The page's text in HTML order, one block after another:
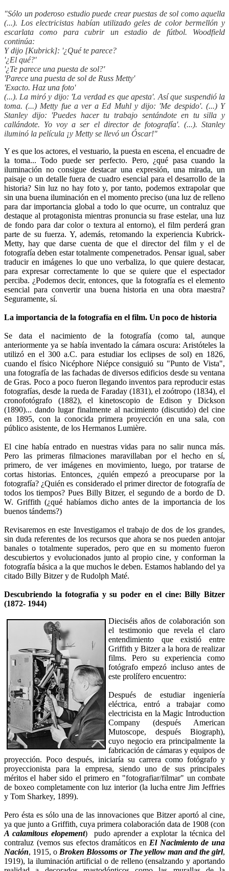
"Sólo un poderoso estudio puede crear puestas de sol como aquella
(...). Los electricistas habían utilizado geles de color bermellón y
escarlata como para cubrir un estadio de fútbol. Woodfield
continúa:
Y dijo [Kubrick]: '¿Qué te parece?
'¿El qué?'
'¿Te parece una puesta de sol?'
'Parece una puesta de sol de Russ Metty'
'Exacto. Haz una foto'
(...). La miró y dijo: 'La verdad es que apesta'. Así que suspendió la
toma. (...) Metty fue a ver a Ed Muhl y dijo: 'Me despido'. (...) Y
Stanley dijo: 'Puedes hacer tu trabajo sentándote en tu silla y
callándote. Yo voy a ser el director de fotografía'. (...). Stanley
iluminó la película ¡y Metty se llevó un Óscar!"
Y es que los actores, el vestuario, la puesta en escena, el encuadre de
la toma... Todo puede ser perfecto. Pero, ¿qué pasa cuando la
iluminación no consigue destacar una expresión, una mirada, un
paisaje o un detalle fuera de cuadro esencial para el desarrollo de la
historia? Sin luz no hay foto y, por tanto, podemos extrapolar que
sin una buena iluminación en el momento preciso (una luz de relleno
para dar importancia global a todo lo que ocurre, un contraluz que
destaque al protagonista mientras pronuncia su frase estelar, una luz
de fondo para dar color o textura al entorno), el film perderá gran
parte de su fuerza. Y, además, retomando la experiencia Kubrick-
Metty, hay que darse cuenta de que el director del film y el de
fotografía deben estar totalmente compenetrados. Pensar igual, saber
traducir en imágenes lo que uno verbaliza, lo que quiere destacar,
para expresar correctamente lo que se quiere que el espectador
perciba. ¿Podemos decir, entonces, que la fotografía es el elemento
esencial para convertir una buena historia en una obra maestra?
Seguramente, sí.
La importancia de la fotografía en el film. Un poco de historia
Se data el nacimiento de la fotografía (como tal, aunque
anteriormente ya se había inventado la cámara oscura: Aristóteles la
utilizó en el 300 a.C. para estudiar los eclipses de sol) en 1826,
cuando el físico Nicéphore Niépce consiguió su "Punto de Vista",
una fotografía de las fachadas de diversos edificios desde su ventana
de Gras. Poco a poco fueron llegando inventos para reproducir estas
fotografías, desde la rueda de Faraday (1831), el zoótropo (1834), el
cronofotógrafo (1882), el kinetoscopio de Edison y Dickson
(1890)... dando lugar finalmente al nacimiento (discutido) del cine
en 1895, con la conocida primera proyección en una sala, con
público asistente, de los Hermanos Lumière.
El cine había entrado en nuestras vidas para no salir nunca más.
Pero las primeras filmaciones maravillaban por el hecho en sí,
primero, de ver imágenes en movimiento, luego, por tratarse de
cortas historias. Entonces, ¿quién empezó a preocuparse por la
fotografía? ¿Quién es considerado el primer director de fotografía de
todos los tiempos? Pues Billy Bitzer, el segundo de a bordo de D.
W. Griffith (¿qué habíamos dicho antes de la importancia de los
buenos tándems?)
Revisaremos en este Investigamos el trabajo de dos de los grandes,
sin duda referentes de los recursos que ahora se nos pueden antojar
banales o totalmente superados, pero que en su momento fueron
descubiertos y evolucionados junto al propio cine, y conforman la
fotografía básica a la que muchos le deben. Estamos hablando del ya
citado Billy Bitzer y de Rudolph Maté.
Descubriendo la fotografía y su poder en el cine: Billy Bitzer
(1872- 1944)
Dieciséis años de colaboración son
el testimonio que revela el claro
entendimiento que existió entre
Griffith y Bitzer a la hora de realizar
films. Pero su experiencia como
fotógrafo empezó incluso antes de
este prolífero encuentro:
Después de estudiar ingeniería
eléctrica, entró a trabajar como
electricista en la Magic Introduction
Company (después American
Mutoscope, después Biograph),
cuyo negocio era principalmente la
fabricación de cámaras y equipos de
proyección. Poco después, iniciaría su carrera como fotógrafo y
proyeccionista para la empresa, siendo uno de sus principales
méritos el haber sido el primero en "fotografiar/filmar" un combate
de boxeo completamente con luz interior (la lucha entre Jim Jeffries
y Tom Sharkey, 1899).
Pero ésta es sólo una de las innovaciones que Bitzer aportó al cine,
ya que junto a Griffith, cuya primera colaboración data de 1908 (con
A calamitous elopement) pudo aprender a explotar la técnica del
contraluz (vemos sus efectos dramáticos en El Nacimiento de una
Nación, 1915, o Broken Blossoms or The yellow man and the girl,
1919), la iluminación artificial o de relleno (ensalzando y aportando